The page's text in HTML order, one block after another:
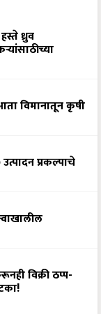
ध्रुव
विमानातून कृषी
उत्पादन प्रकल्पाचे
विक्री ठप्प-